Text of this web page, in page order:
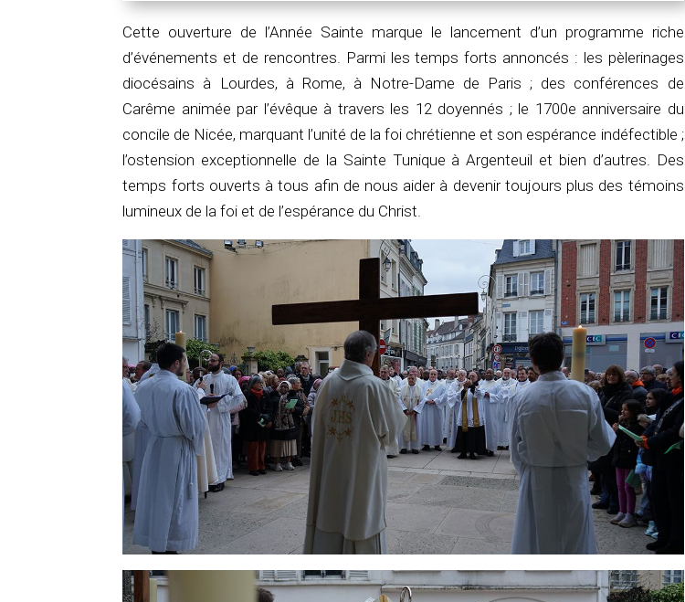
Cette ouverture de l’Année Sainte marque le lancement d’un programme riche
d’événements et de rencontres. Parmi les temps forts annoncés : les pèlerinages
diocésains à Lourdes, à Rome, à Notre-Dame de Paris ; des conférences de
Carême animée par l’évêque à travers les 12 doyennés ; le 1700e anniversaire du
concile de Nicée, marquant l’unité de la foi chrétienne et son espérance indéfectible ;
l’ostension exceptionnelle de la Sainte Tunique à Argenteuil et bien d’autres. Des
temps forts ouverts à tous afin de nous aider à devenir toujours plus des témoins
lumineux de la foi et de l’espérance du Christ.